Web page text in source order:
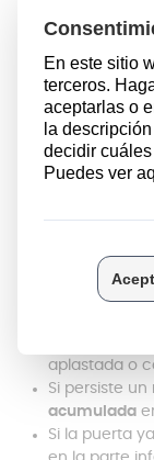
Ancho: 9 mm
Altura: 15 mm
de tu
La junta
hora de
el agua se
aplastada o
Si persiste un
acumulada
Si la puerta ya